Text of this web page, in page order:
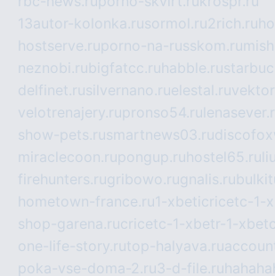
13autor-kolonka.rusormol.ru2rich.ru
hostserve.ruporno-na-russkom.ru
neznobi.rubigfatcc.ru habble.ru
delfinet.rusilvernano.ruelestal.ru
velotrenajery.rupronso54.ru
show-pets.rusmartnews03.ru
miraclecoon.rupongup.ru hostel65.ru
firehunters.rugribowo.rugnalis.ru
hometown-france.ru1-xbeticricetc-1-
shop-garena.rucricetc-1-xbetr-1-
one-life-story.rutop-halyava.ru
poka-vse-doma-2.ru3-d-file.ru